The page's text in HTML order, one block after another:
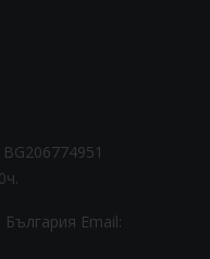
Email: